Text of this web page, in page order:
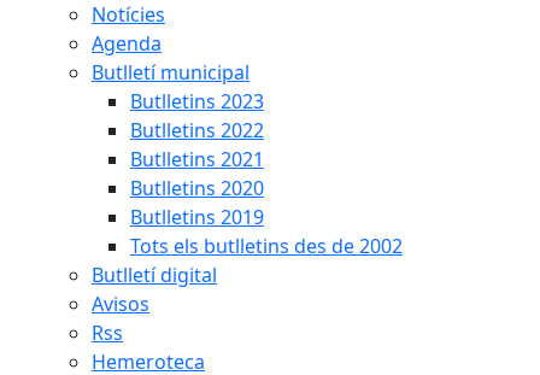
Notícies
Agenda
Butlletí municipal
Butlletins 2023
Butlletins 2022
Butlletins 2021
Butlletins 2020
Butlletins 2019
Tots els butlletins des de 2002
Butlletí digital
Avisos
Rss
Hemeroteca